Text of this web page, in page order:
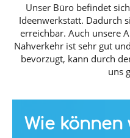
Unser Büro befindet
Ideenwerkstatt. Dadurch
erreichbar. Auch unsere
Nahverkehr ist sehr gut
bevorzugt, kann durch
uns
Wie können